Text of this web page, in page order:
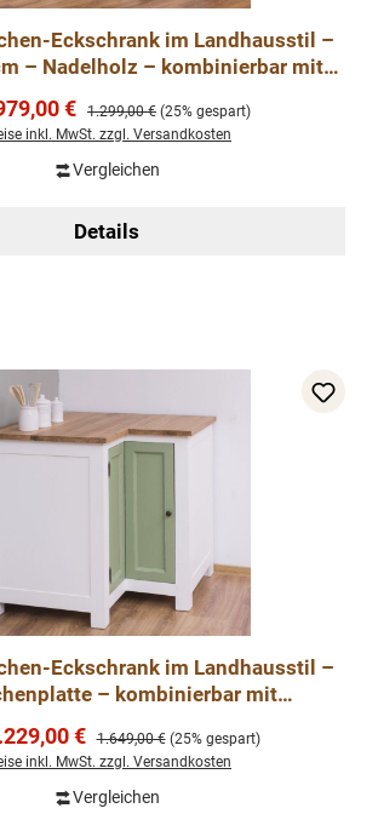
Eckschrank im Landhausstil –
– Nadelholz – kombinierbar mit
€ Regulärer Preis:
1.299,00 € (25% gespart)
inkl. MwSt. zzgl. Versandkosten
Vergleichen
Details
Eckschrank im Landhausstil –
– kombinierbar mit
€ Regulärer Preis:
1.649,00 € (25% gespart)
inkl. MwSt. zzgl. Versandkosten
Vergleichen